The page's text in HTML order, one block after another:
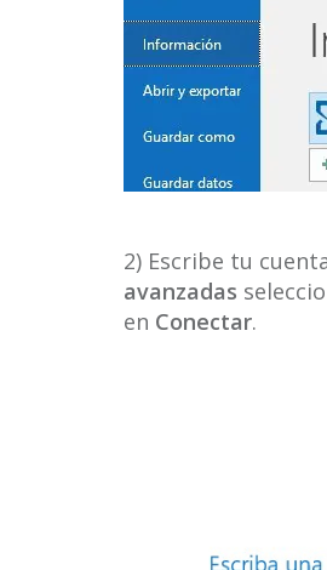
2) Escribe tu
avanzadas
en Conectar.